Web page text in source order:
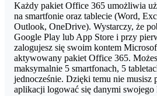
Każdy pakiet Office 365 umożliwia
na smartfonie oraz tablecie (Word,
Outlook, OneDrive). Wystarczy, że
Google Play lub App Store i przy
zalogujesz się swoim kontem
aktywowany pakiet Office 365.
maksymalnie 5 smartfonach, 5
jednocześnie. Dzięki temu nie musisz
aplikacji logować się danymi